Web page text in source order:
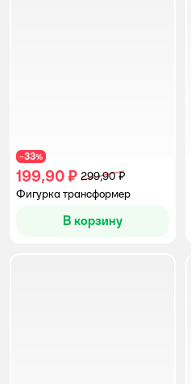
−33%
199,90 ₽ 299,90 ₽
Фигурка трансформер
В корзину